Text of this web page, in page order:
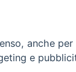
anche
e